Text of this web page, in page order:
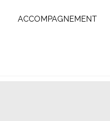
ACCOMPAGNEMENT